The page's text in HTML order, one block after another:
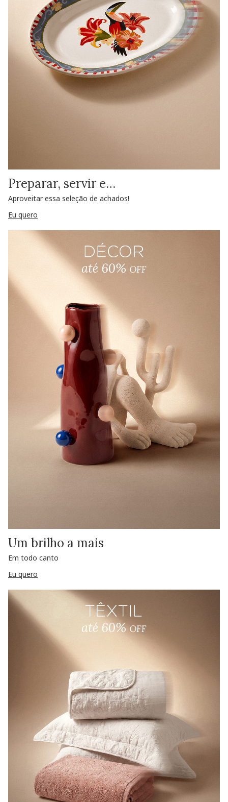
Preparar, servir e…
Aproveitar essa seleção de achados!
Eu quero
Um brilho a mais
Em todo canto
Eu quero